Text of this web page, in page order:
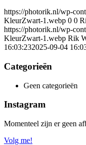
https://photorik.nl/wp-
KleurZwart-1.webp 0 0
https://photorik.nl/wp-
KleurZwart-1.webp Rik
16:03:232025-09-04
Categorieën
Geen categorieën
Instagram
Momenteel zijn er geen
Volg me!